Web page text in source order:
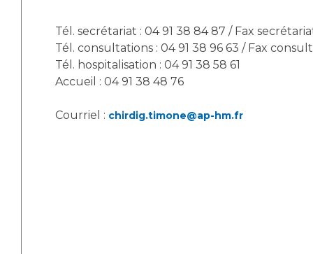
Infos COVID-19
Vivre ensemble à l'hôpital
Culture à l'hôpital
Emplois divers
Emplois socio-éducatifs
Stages paramédicaux
Tél. secrétariat : 04 91 38 84 87 / Fax
Tél. consultations : 04 91 38 96 63 / Fax
Tél. hospitalisation : 04 91 38 58 61
Accueil : 04 91 38 48 76
Courriel : chirdig.timone@ap-hm.fr